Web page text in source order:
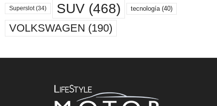
Superslot(34) SUV (468) tecnología (40)
VOLKSWAGEN (190)